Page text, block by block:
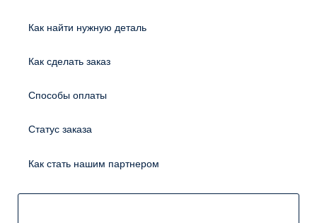
Как найти нужную деталь
Как сделать заказ
Способы оплаты
Статус заказа
Как стать нашим партнером